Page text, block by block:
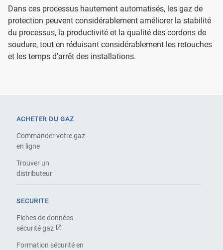
Dans ces processus hautement automatisés, les gaz de
protection peuvent considérablement améliorer la stabilité
du processus, la productivité et la qualité des cordons de
soudure, tout en réduisant considérablement les retouches
et les temps d'arrêt des installations.
ACHETER DU GAZ
Commander votre gaz
en ligne
Trouver un
distributeur
SECURITE
Fiches de données
sécurité gaz
Formation sécurité en